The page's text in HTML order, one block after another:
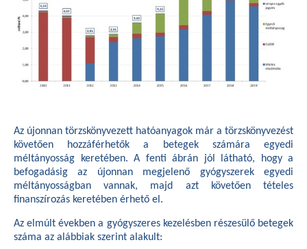
Az újonnan törzskönyvezett hatóanyagok már a törzskönyvezést
követően hozzáférhetők a betegek számára egyedi
méltányosság keretében. A fenti ábrán jól látható, hogy a
befogadásig az újonnan megjelenő gyógyszerek egyedi
méltányosságban vannak, majd azt követően tételes
finanszírozás keretében érhető el.
Az elmúlt években a gyógyszeres kezelésben részesülő betegek
száma az alábbiak szerint alakult: